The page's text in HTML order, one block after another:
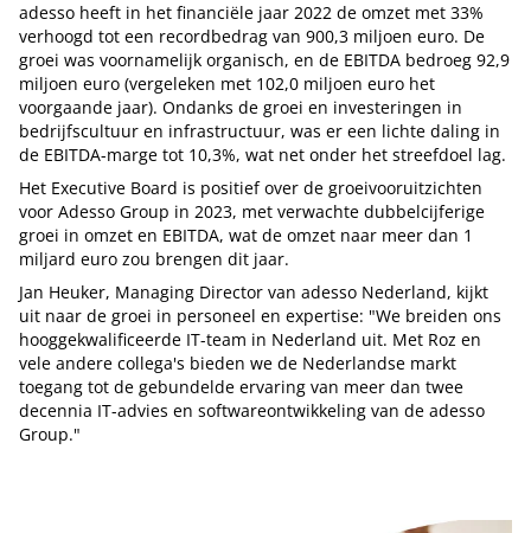
adesso heeft in het financiële jaar 2022 de omzet met 33%
verhoogd tot een recordbedrag van 900,3 miljoen euro. De
groei was voornamelijk organisch, en de EBITDA bedroeg 92,9
miljoen euro (vergeleken met 102,0 miljoen euro het
voorgaande jaar). Ondanks de groei en investeringen in
bedrijfscultuur en infrastructuur, was er een lichte daling in
de EBITDA-marge tot 10,3%, wat net onder het streefdoel lag.
Het Executive Board is positief over de groeivooruitzichten
voor Adesso Group in 2023, met verwachte dubbelcijferige
groei in omzet en EBITDA, wat de omzet naar meer dan 1
miljard euro zou brengen dit jaar.
Jan Heuker, Managing Director van adesso Nederland, kijkt
uit naar de groei in personeel en expertise: "We breiden ons
hooggekwalificeerde IT-team in Nederland uit. Met Roz en
vele andere collega's bieden we de Nederlandse markt
toegang tot de gebundelde ervaring van meer dan twee
decennia IT-advies en softwareontwikkeling van de adesso
Group."